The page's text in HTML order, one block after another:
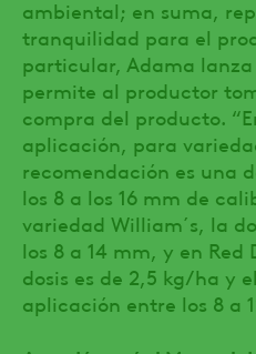
ambiental; en suma,
tranquilidad para el
particular, Adama
permite al productor
compra del producto.
aplicación, para
recomendación es una
los 8 a los 16 mm de
variedad William´s, la
los 8 a 14 mm, y en Red
dosis es de 2,5 kg/ha y
aplicación entre los 8 a